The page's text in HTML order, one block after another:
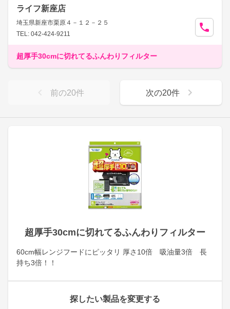
超厚手30cmに切れてるふんわりフィルター
60cm幅レンジフードにピッタリ 厚さ10倍 吸油量3倍 長
持ち3倍！！
探したい製品を変更する
ライフ新座店
埼玉県新座市栗原４－１２－２５
TEL: 042-424-9211
超厚手30cmに切れてるふんわりフィルター
前の20件 次の20件